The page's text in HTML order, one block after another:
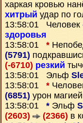
харкая кровью
хитрый удар по
13:58:01 Человек
здоровья
13:58:01 *
(5791)
(-6710) резкий
13:58:01 Эльф
13:58:01 *
(6851) урон
13:58:01 * Эльф
(2603)
(2366) в